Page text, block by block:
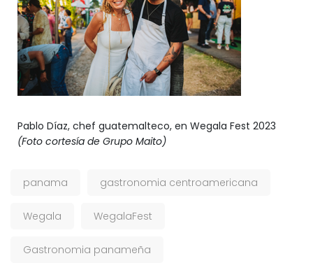
Pablo Díaz, chef guatemalteco, en Wegala Fest 2023
(Foto cortesía de Grupo Maito)
panama gastronomia centroamericana
Wegala WegalaFest
Gastronomia panameña